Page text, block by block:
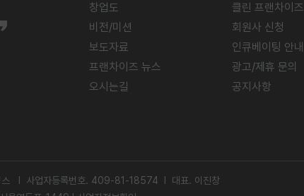
창업도
비전/미션
보도자료
프랜차이즈 뉴스
오시는길
클린 프랜차이즈
회원사 신청
인큐베이팅 안내
광고/제휴 문의
공지사항
스 l 사업자등록번호. 409-81-18574 l 대표. 이진창